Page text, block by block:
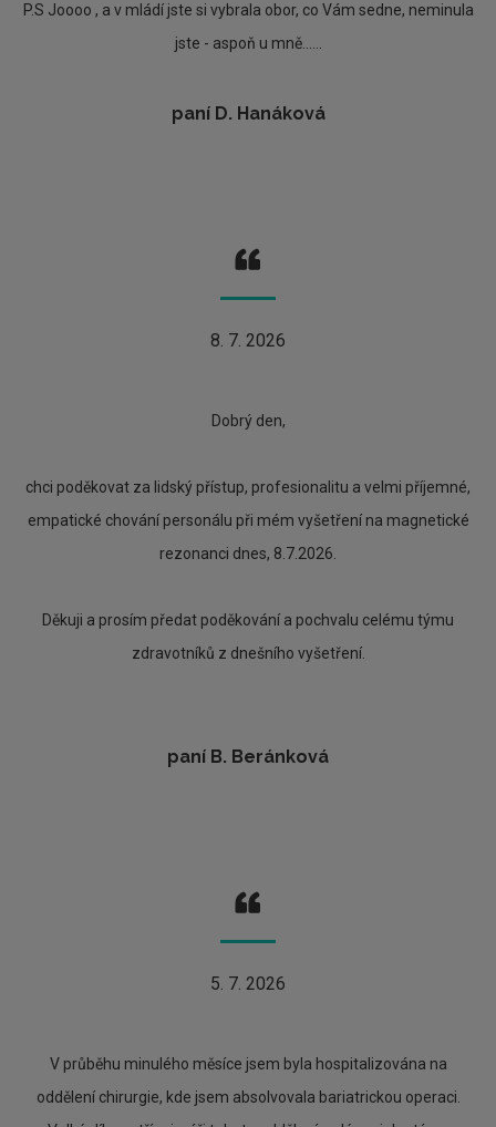
P.S Joooo , a v mládí jste si vybrala obor, co Vám sedne, neminula
jste - aspoň u mně......
paní D. Hanáková
8. 7. 2026
Dobrý den,
chci poděkovat za lidský přístup, profesionalitu a velmi příjemné,
empatické chování personálu při mém vyšetření na magnetické
rezonanci dnes, 8.7.2026.
Děkuji a prosím předat poděkování a pochvalu celému týmu
zdravotníků z dnešního vyšetření.
paní B. Beránková
5. 7. 2026
V průběhu minulého měsíce jsem byla hospitalizována na
oddělení chirurgie, kde jsem absolvovala bariatrickou operaci.